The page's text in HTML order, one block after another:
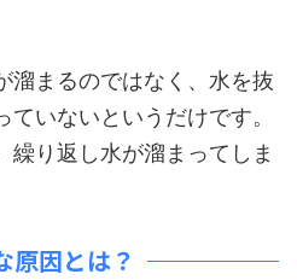
溜まるのではなく、水を抜
ていないというだけです。
繰り返し水が溜まってしま
原因とは？